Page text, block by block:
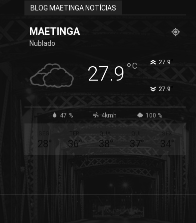
BLOG MAETINGA NOTÍCIAS
MAETINGA
Nublado
27.9 °C 27.9°
27.9
47 % 4kmh 100 %
28° 36°
QUA
38° 37°
SEX
34°